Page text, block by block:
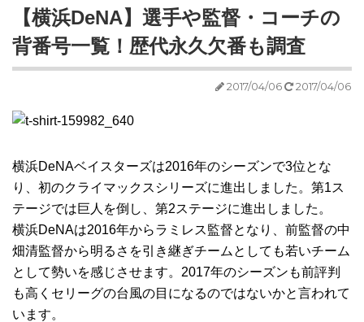
【横浜DeNA】選手や監督・コーチの
背番号一覧！歴代永久欠番も調査
2017/04/06 2017/04/06
横浜DeNAベイスターズは2016年のシーズンで3位とな
り、初のクライマックスシリーズに進出しました。第1ス
テージでは巨人を倒し、第2ステージに進出しました。
横浜DeNAは2016年からラミレス監督となり、前監督の中
畑清監督から明るさを引き継ぎチームとしても若いチーム
として勢いを感じさせます。2017年のシーズンも前評判
も高くセリーグの台風の目になるのではないかと言われて
います。